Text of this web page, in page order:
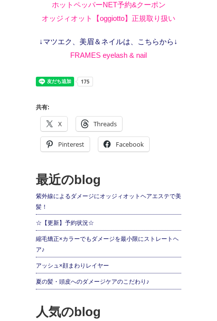
ホットペッパーNET予約&クーポン
オッジィオット【oggiotto】正規取り扱い
↓マツエク、美眉＆ネイルは、こちらから↓
FRAMES eyelash & nail
共有:
X Threads
Pinterest Facebook
最近のblog
紫外線によるダメージにオッジィオットヘアエステで美
髪！
☆【更新】予約状況☆
縮毛矯正×カラーでもダメージを最小限にストレートヘ
ア♪
アッシュ×顔まわりレイヤー
夏の髪・頭皮へのダメージケアのこだわり♪
人気のblog